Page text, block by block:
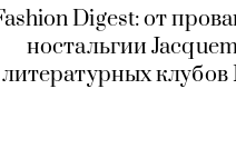
Digest: от
ностальгии